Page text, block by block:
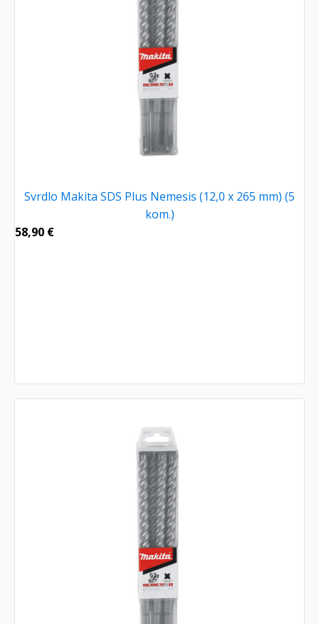
Svrdlo Makita SDS Plus Nemesis (12,0 x 265 mm) (5
kom.)
58,90 €